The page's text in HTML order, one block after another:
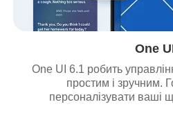
One
One UI 6.1 робить
простим і зручним.
персоналізувати ваші